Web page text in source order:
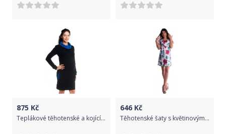
875 Kč
Teplákové těhotenské a kojící šaty dlouhý rukáv - ELINE černé - BeMaaMaa velikost S (36)
646 Kč
Těhotenské šaty s květinovým potiskem s mašlí - červené - vel. S - L (40)